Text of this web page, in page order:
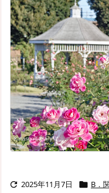
 2025年11月7日  B．